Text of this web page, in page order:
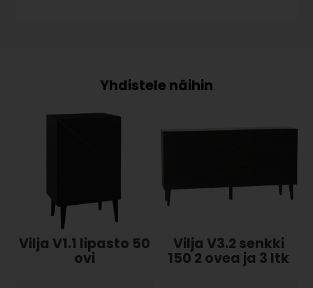
Vilja V1.1 lipasto 50
ovi
Vilja V3.2 senkki
150 2 ovea ja 3 ltk